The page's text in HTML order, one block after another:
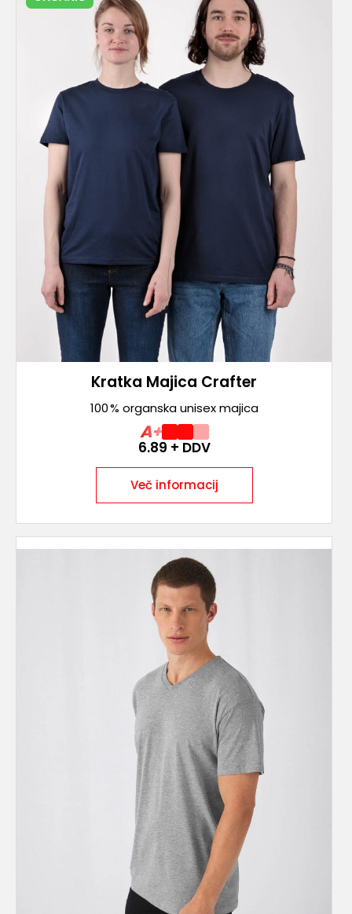
Kratka Majica Crafter
100 % organska unisex majica
A+
6.89 + DDV
Več informacij